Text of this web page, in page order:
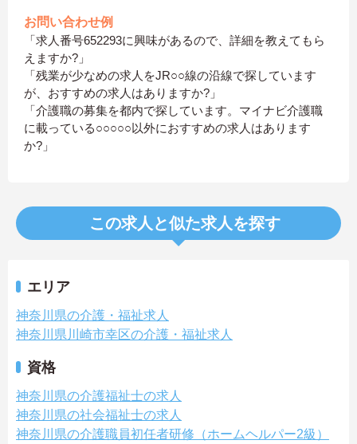
お問い合わせ例
「求人番号652293に興味があるので、詳細を教えてもら
えますか?」
「残業が少なめの求人をJR○○線の沿線で探しています
が、おすすめの求人はありますか?」
「介護職の募集を都内で探しています。マイナビ介護職
に載っている○○○○○以外におすすめの求人はあります
か?」
この求人と似た求人を探す
エリア
神奈川県の介護・福祉求人
神奈川県川崎市幸区の介護・福祉求人
資格
神奈川県の介護福祉士の求人
神奈川県の社会福祉士の求人
神奈川県の介護職員初任者研修（ホームヘルパー2級）